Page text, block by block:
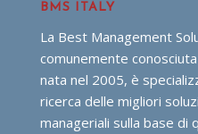
BMS ITALY
La Best Management
comunemente
nata nel 2005, è
ricerca delle migliori
manageriali sulla base di